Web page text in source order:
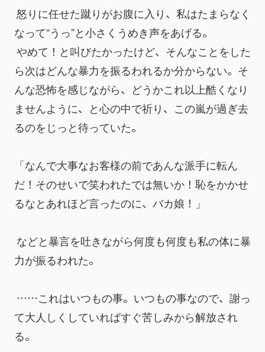
怒りに任せた蹴りがお腹に入り、私はたまらなく
なって“うっ”と小さくうめき声をあげる。
やめて！と叫びたかったけど、そんなことをした
ら次はどんな暴力を振るわれるか分からない。そ
んな恐怖を感じながら、どうかこれ以上酷くなり
ませんように、と心の中で祈り、この嵐が過ぎ去
るのをじっと待っていた。
「なんで大事なお客様の前であんな派手に転ん
だ！そのせいで笑われたでは無いか！恥をかかせ
るなとあれほど言ったのに、バカ娘！」
などと暴言を吐きながら何度も何度も私の体に暴
力が振るわれた。
……これはいつもの事。いつもの事なので、謝っ
て大人しくしていればすぐ苦しみから解放され
る。